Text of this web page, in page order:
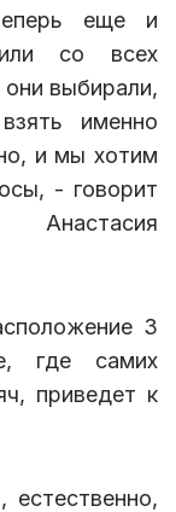
еще и
со всех
выбирали,
именно
и мы хотим
- говорит
Анастасия
3
где самих
приведет к